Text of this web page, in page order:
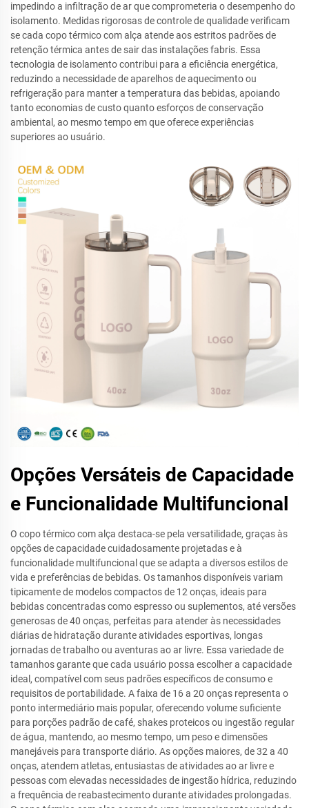
impedindo a infiltração de ar que comprometeria o desempenho do
isolamento. Medidas rigorosas de controle de qualidade verificam
se cada copo térmico com alça atende aos estritos padrões de
retenção térmica antes de sair das instalações fabris. Essa
tecnologia de isolamento contribui para a eficiência energética,
reduzindo a necessidade de aparelhos de aquecimento ou
refrigeração para manter a temperatura das bebidas, apoiando
tanto economias de custo quanto esforços de conservação
ambiental, ao mesmo tempo em que oferece experiências
superiores ao usuário.
Opções Versáteis de Capacidade
e Funcionalidade Multifuncional
O copo térmico com alça destaca-se pela versatilidade, graças às
opções de capacidade cuidadosamente projetadas e à
funcionalidade multifuncional que se adapta a diversos estilos de
vida e preferências de bebidas. Os tamanhos disponíveis variam
tipicamente de modelos compactos de 12 onças, ideais para
bebidas concentradas como espresso ou suplementos, até versões
generosas de 40 onças, perfeitas para atender às necessidades
diárias de hidratação durante atividades esportivas, longas
jornadas de trabalho ou aventuras ao ar livre. Essa variedade de
tamanhos garante que cada usuário possa escolher a capacidade
ideal, compatível com seus padrões específicos de consumo e
requisitos de portabilidade. A faixa de 16 a 20 onças representa o
ponto intermediário mais popular, oferecendo volume suficiente
para porções padrão de café, shakes proteicos ou ingestão regular
de água, mantendo, ao mesmo tempo, um peso e dimensões
manejáveis para transporte diário. As opções maiores, de 32 a 40
onças, atendem atletas, entusiastas de atividades ao ar livre e
pessoas com elevadas necessidades de ingestão hídrica, reduzindo
a frequência de reabastecimento durante atividades prolongadas.